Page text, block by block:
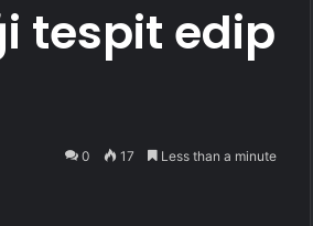
tespit edip
0 17 Less than a minute